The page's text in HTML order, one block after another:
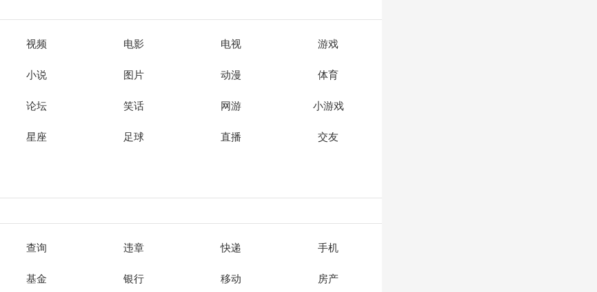
视频 电影 电视 游戏
小说 图片 动漫 体育
论坛 笑话 网游 小游戏
星座 足球 直播 交友
查询 违章 快递 手机
基金 银行 移动 房产